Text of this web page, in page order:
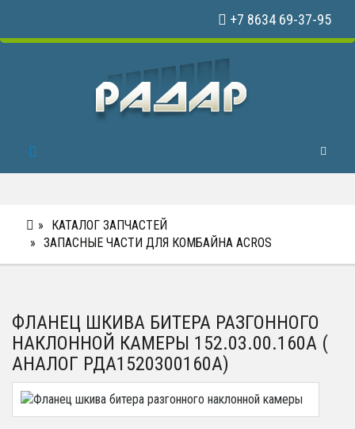
+7 8634 69-37-95
Toggle
КАТАЛОГ ЗАПЧАСТЕЙ
ЗАПАСНЫЕ ЧАСТИ ДЛЯ КОМБАЙНА ACROS
ФЛАНЕЦ ШКИВА БИТЕРА РАЗГОННОГО
НАКЛОННОЙ КАМЕРЫ 152.03.00.160А (
АНАЛОГ РДА1520300160А)